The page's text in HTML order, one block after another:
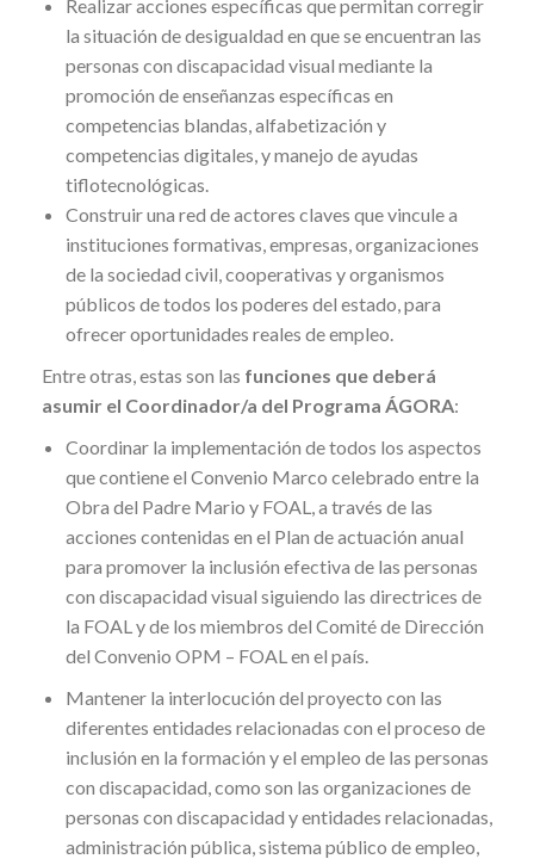
Realizar acciones específicas que permitan corregir
la situación de desigualdad en que se encuentran las
personas con discapacidad visual mediante la
promoción de enseñanzas específicas en
competencias blandas, alfabetización y
competencias digitales, y manejo de ayudas
tiflotecnológicas.
Construir una red de actores claves que vincule a
instituciones formativas, empresas, organizaciones
de la sociedad civil, cooperativas y organismos
públicos de todos los poderes del estado, para
ofrecer oportunidades reales de empleo.
Entre otras, estas son las funciones que deberá
asumir el Coordinador/a del Programa ÁGORA:
Coordinar la implementación de todos los aspectos
que contiene el Convenio Marco celebrado entre la
Obra del Padre Mario y FOAL, a través de las
acciones contenidas en el Plan de actuación anual
para promover la inclusión efectiva de las personas
con discapacidad visual siguiendo las directrices de
la FOAL y de los miembros del Comité de Dirección
del Convenio OPM – FOAL en el país.
Mantener la interlocución del proyecto con las
diferentes entidades relacionadas con el proceso de
inclusión en la formación y el empleo de las personas
con discapacidad, como son las organizaciones de
personas con discapacidad y entidades relacionadas,
administración pública, sistema público de empleo,